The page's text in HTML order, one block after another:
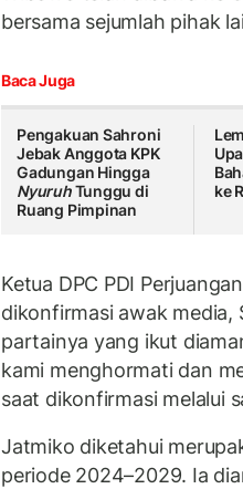
bersama sejumlah pihak
Baca Juga
Pengakuan Sahroni
Jebak Anggota KPK
Gadungan Hingga
NyuruhTunggu di
Ruang Pimpinan
ke
Ketua DPC PDI
dikonfirmasi awak media,
partainya yang ikut
kami menghormati dan
saat dikonfirmasi melalui
Jatmiko diketahui
periode 2024–2029. Ia